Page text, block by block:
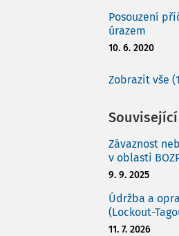
Posouzení
úrazem
10. 6. 2020
Zobrazit vše
Závaznost
v oblasti
9. 9. 2025
Údržba a
(Lockout-
11. 7. 2026